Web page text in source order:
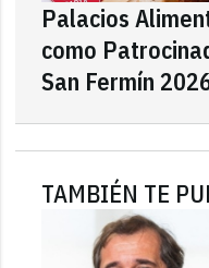
Palacios
como
San Fermín
TAMBIÉN TE